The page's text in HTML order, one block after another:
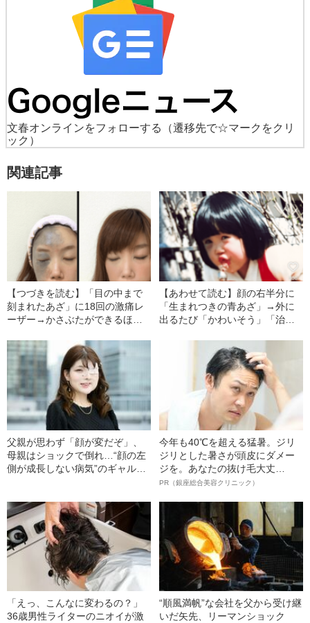
文春オンラインをフォローする
（遷移先で☆マークをクリ
ック）
関連記事
【つづきを読む】「目の中まで
刻まれたあざ」に18回の激痛レ
ーザー→かさぶたができるほど
隠して生きる女性が、手術の末
にたどり着いた“意外な境地”
【あわせて読む】顔の右半分に
「生まれつきの青あざ」→外に
出るたび「かわいそう」「治療
スに…あざと生きる女性を苦し
めた「思春期の憂鬱」
父親が思わず「顔が変だぞ」、
母親はショックで倒れ…“顔の左
側が成長しない病気”のギャル・
記事
今年も40℃を超える猛暑。ジリ
ジリとした暑さが頭皮にダメー
ジを。あなたの抜け毛大丈
夫！？
PR（銀座総合美容クリニック）
「えっ、こんなに変わるの？」
36歳男性ライターのニオイが激
“順風満帆”な会社を父から受け継
いだ矢先、リーマンショック